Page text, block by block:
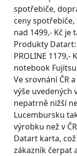
spotřebiče,
ceny
nad 1499,- Kč je
Produkty Datart:
PROLINE 1179,-
notebook
Ve srovnání ČR
výše uvedených
nepatrně nižší
Lucembursku
výrobku než v
Datart karta,
zákazník čerpat